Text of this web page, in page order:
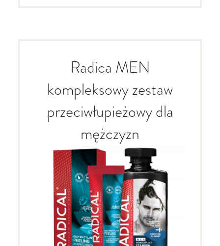
Radica MEN
kompleksowy zestaw
przeciwłupieżowy dla
mężczyzn